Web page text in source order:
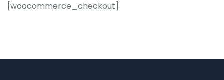
[woocommerce_checkout]